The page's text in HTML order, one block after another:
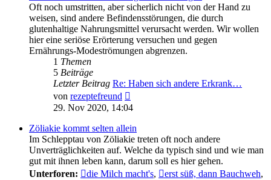
Oft noch umstritten, aber sicherlich nicht von der Hand zu
weisen, sind andere Befindensstörungen, die durch
glutenhaltige Nahrungsmittel verursacht werden. Wir wollen
hier eine seriöse Erörterung versuchen und gegen
Ernährungs-Modeströmungen abgrenzen.
1 Themen
5 Beiträge
Letzter Beitrag Re: Haben sich andere Erkrank…
von rezeptefreund
Beitrag
29. Nov 2020, 14:04
Zöliakie kommt selten allein
Im Schlepptau von Zöliakie treten oft noch andere
Unverträglichkeiten auf. Welche da typisch sind und wie man
gut mit ihnen leben kann, darum soll es hier gehen.
Unterforen:
die Milch macht's, erst süß, dann Bauchweh,